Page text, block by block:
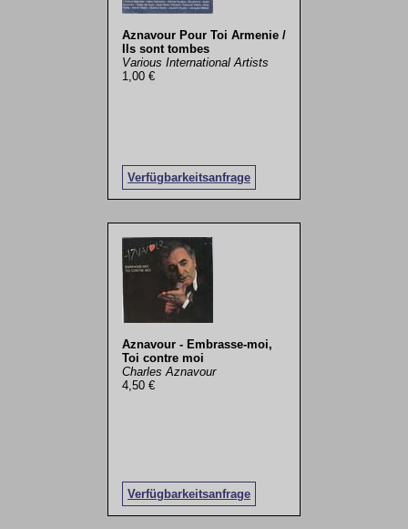
Aznavour Pour Toi Armenie /
Ils sont tombes
Various International Artists
1,00 €
Verfügbarkeitsanfrage
Aznavour - Embrasse-moi,
Toi contre moi
Charles Aznavour
4,50 €
Verfügbarkeitsanfrage